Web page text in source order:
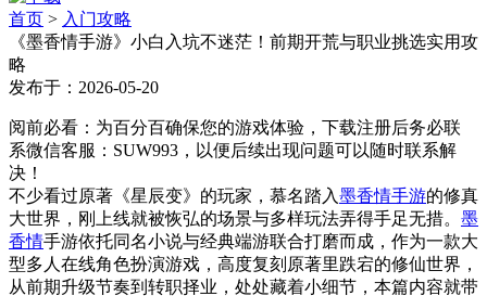
首页 > 入门攻略
《墨香情手游》小白入坑不迷茫！前期开荒与职业挑选实用攻
略
发布于：2026-05-20
阅前必看：为百分百确保您的游戏体验，下载注册后务必联
系微信客服：SUW993，以便后续出现问题可以随时联系解
决！
不少看过原著《星辰变》的玩家，慕名踏入墨香情手游的修真
大世界，刚上线就被恢弘的场景与多样玩法弄得手足无措。 墨
香情手游依托同名小说与经典端游联合打磨而成，作为一款大
型多人在线角色扮演游戏，高度复刻原著里跌宕的修仙世界，
从前期升级节奏到转职择业，处处藏着小细节，本篇内容就带